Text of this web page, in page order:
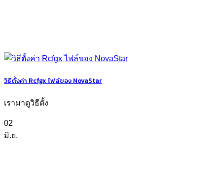
วิธีตั้งค่า Rcfgx ไฟล์ของ NovaStar
เรามาดูวิธีตั้ง
02
มิ.ย.